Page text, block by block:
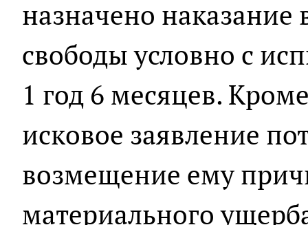
назначено наказание
свободы условно с
1 год 6 месяцев.
исковое заявление
возмещение ему
материального